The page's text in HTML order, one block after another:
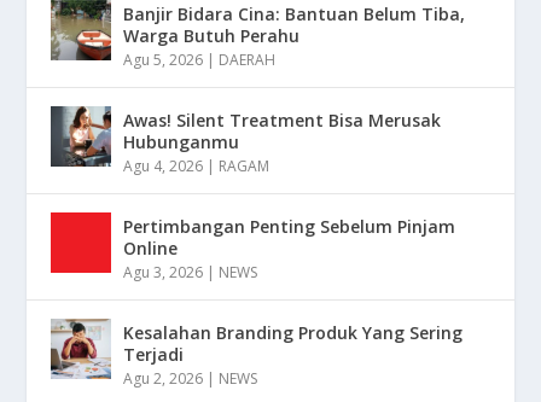
Banjir Bidara Cina: Bantuan Belum Tiba,
Warga Butuh Perahu
Agu 5, 2026 | DAERAH
Awas! Silent Treatment Bisa Merusak
Hubunganmu
Agu 4, 2026 | RAGAM
Pertimbangan Penting Sebelum Pinjam
Online
Agu 3, 2026 | NEWS
Kesalahan Branding Produk Yang Sering
Terjadi
Agu 2, 2026 | NEWS